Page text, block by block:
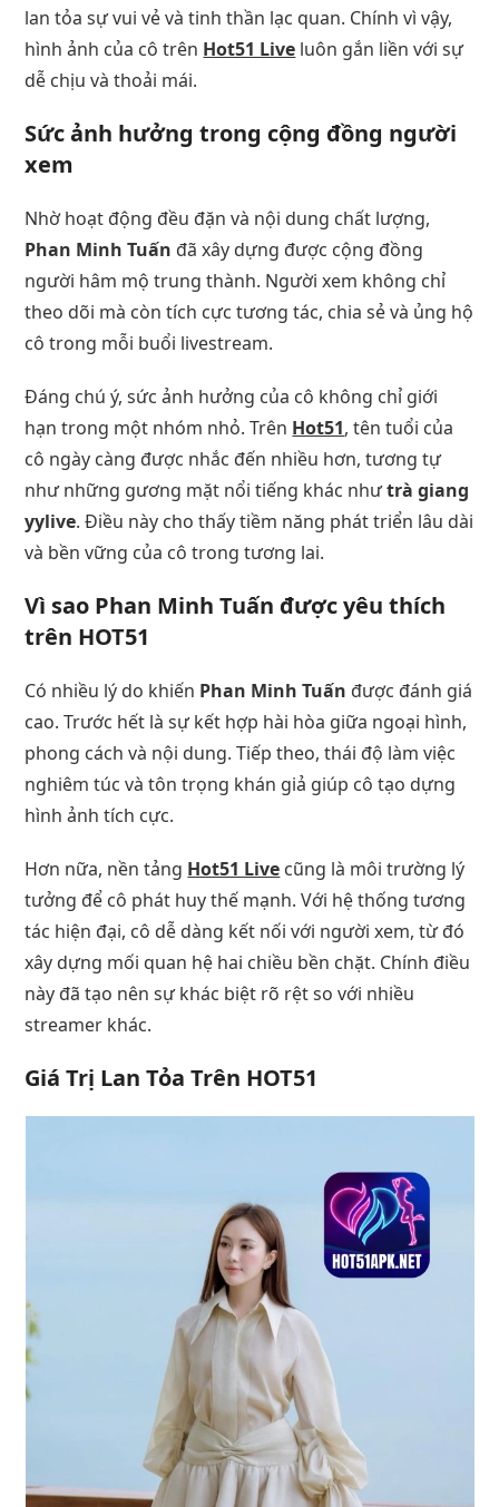
lan tỏa sự vui vẻ và tinh thần lạc quan. Chính vì vậy,
hình ảnh của cô trên Hot51 Live luôn gắn liền với sự
dễ chịu và thoải mái.
Sức ảnh hưởng trong cộng đồng người
xem
Nhờ hoạt động đều đặn và nội dung chất lượng,
Phan Minh Tuấn đã xây dựng được cộng đồng
người hâm mộ trung thành. Người xem không chỉ
theo dõi mà còn tích cực tương tác, chia sẻ và ủng hộ
cô trong mỗi buổi livestream.
Đáng chú ý, sức ảnh hưởng của cô không chỉ giới
hạn trong một nhóm nhỏ. Trên Hot51, tên tuổi của
cô ngày càng được nhắc đến nhiều hơn, tương tự
như những gương mặt nổi tiếng khác nhưtrà giang
yylive. Điều này cho thấy tiềm năng phát triển lâu dài
và bền vững của cô trong tương lai.
Vì sao Phan Minh Tuấn được yêu thích
trên HOT51
Có nhiều lý do khiến Phan Minh Tuấn được đánh giá
cao. Trước hết là sự kết hợp hài hòa giữa ngoại hình,
phong cách và nội dung. Tiếp theo, thái độ làm việc
nghiêm túc và tôn trọng khán giả giúp cô tạo dựng
hình ảnh tích cực.
Hơn nữa, nền tảng Hot51 Live cũng là môi trường lý
tưởng để cô phát huy thế mạnh. Với hệ thống tương
tác hiện đại, cô dễ dàng kết nối với người xem, từ đó
xây dựng mối quan hệ hai chiều bền chặt. Chính điều
này đã tạo nên sự khác biệt rõ rệt so với nhiều
streamer khác.
Giá Trị Lan Tỏa Trên HOT51